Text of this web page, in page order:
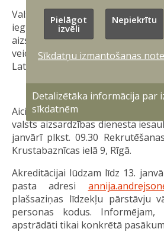
Valsts aizsardzības dienests
iegūt praktiskas prasmes,
aizsardzības stiprināšanā, gan
veicinot pilsonisko atbildību
Latvijai.
Aicinām plašsaziņas līdzekļu
valsts aizsardzības dienesta
janvārī plkst. 09.30
Krustabaznīcas ielā 9, Rīgā.
Akreditācijai lūdzam līdz 13.
pasta adresi
plašsaziņas līdzekļu pārstāvju
personas kodus.
apstrādāti tikai konkrētā
Pielāgot
izvēli
Nepiekrītu
Sīkdatņu izmantošanas
Detalizētāka informācija par
sīkdatnēm